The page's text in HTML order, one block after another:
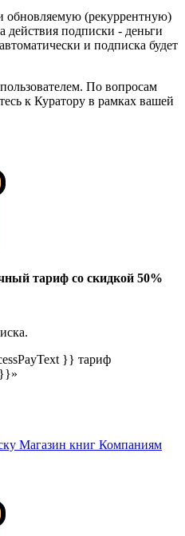
обновляемую (рекуррентную)
подписки - деньги
и подписка будет
По вопросам
к Куратору в рамках вашей
тариф со скидкой 50%
}} тариф
Магазин книг Компаниям